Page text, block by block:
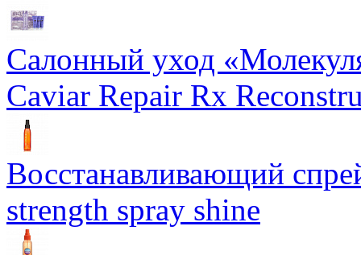
Салонный уход
Caviar Repair Rx
Восстанавливающий
strength spray shine